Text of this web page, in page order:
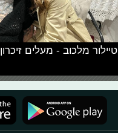
טיילור מלכוב - מעלים זיכרון